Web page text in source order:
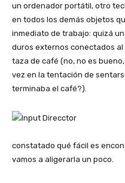
un ordenador portátil, otro
en todos los demás objetos
inmediato de trabajo: quizá
duros externos conectados al
taza de café (no, no es
vez en la tentación de
terminaba el café?).
constatado qué fácil es
vamos a aligerarla un poco.